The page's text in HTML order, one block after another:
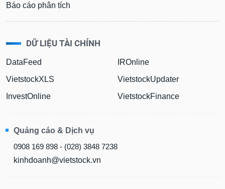
Báo cáo phân tích
DỮ LIỆU TÀI CHÍNH
DataFeed
VietstockXLS
InvestOnline
IROnline
VietstockUpdater
VietstockFinance
Quảng cáo & Dịch vụ
0908 169 898 - (028) 3848 7238
kinhdoanh@vietstock.vn